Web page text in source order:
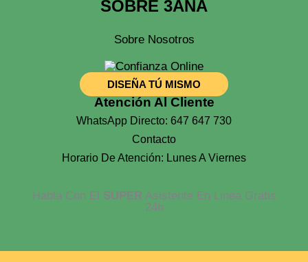
SOBRE 3ANA
Sobre Nosotros
DISEÑA TÚ MISMO
Atención Al Cliente
WhatsApp Directo: 647 647 730
Contacto
Horario De Atención: Lunes A Viernes
Habla Con El SUPERAsistente En Linea Gratis
24h